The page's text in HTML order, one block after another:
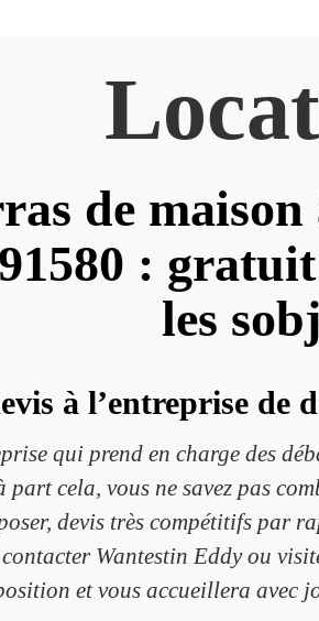
de
:
les
à l’entreprise de
qui prend en charge des
cela, vous ne savez pas
devis très compétitifs par
Wantestin Eddy ou
et vous accueillera avec